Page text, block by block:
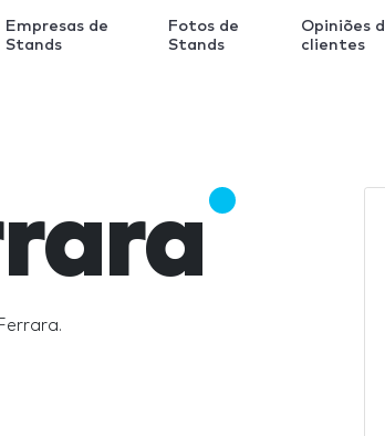
Empresas de
Stands
Fotos de
Stands
Opiniões
clientes